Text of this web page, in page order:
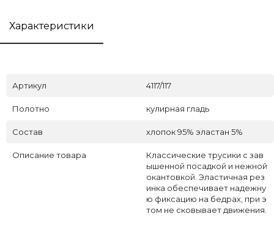
Характеристики
Артикул 4117/117
Полотно кулирная гладь
Состав хлопок 95% эластан 5%
Описание товара
Классические трусики с зав
ышенной посадкой и нежной
окантовкой. Эластичная рез
инка обеспечивает надежну
ю фиксацию на бедрах, при э
том не сковывает движения.